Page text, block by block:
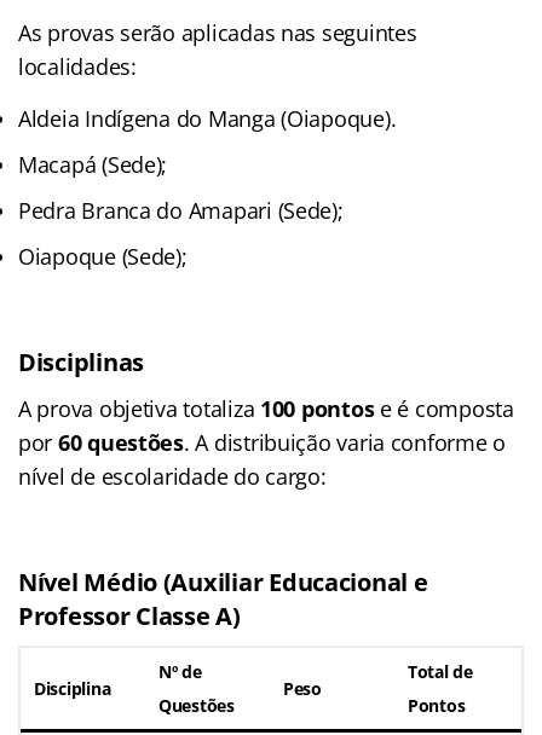
As provas serão aplicadas nas seguintes
localidades:
Aldeia Indígena do Manga (Oiapoque).
Macapá (Sede);
Pedra Branca do Amapari (Sede);
Oiapoque (Sede);
Disciplinas
A prova objetiva totaliza 100 pontose é composta
por 60 questões. A distribuição varia conforme o
nível de escolaridade do cargo:
Nível Médio (Auxiliar Educacional e
Professor Classe A)
Disciplina
Nº de
Questões
Peso
Total de
Pontos